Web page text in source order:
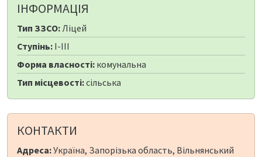
ІНФОРМАЦІЯ
Тип ЗЗСО:Ліцей
Ступінь: I-III
Форма власності: комунальна
Тип місцевості:сільська
КОНТАКТИ
Адреса:Україна, Запорізька область, Вільнянський